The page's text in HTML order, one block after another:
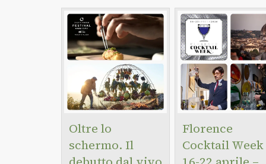
Oltre lo
schermo. Il
Florence
Cocktail Week